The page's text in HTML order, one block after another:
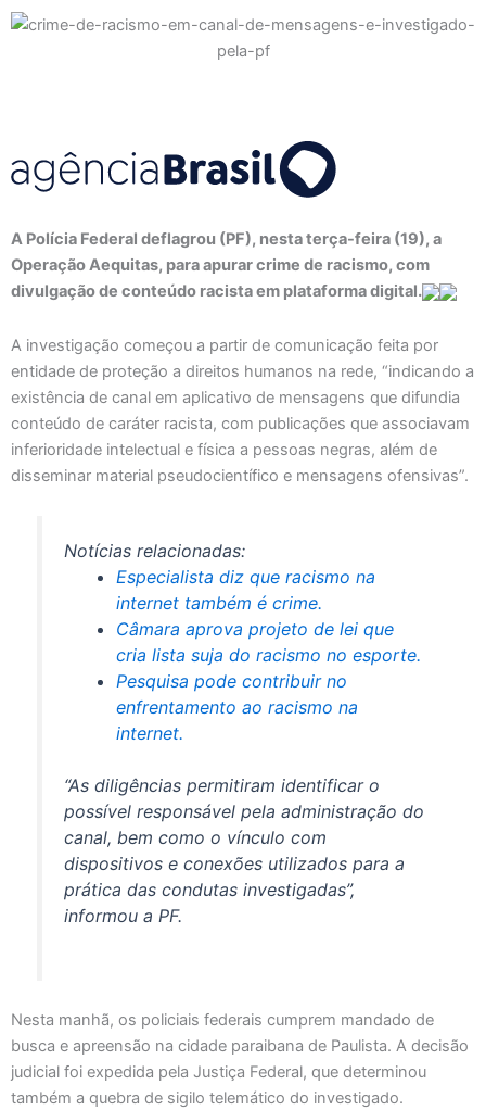
A Polícia Federal deflagrou (PF), nesta terça-feira (19), a
Operação Aequitas, para apurar crime de racismo, com
divulgação de conteúdo racista em plataforma digital.
A investigação começou a partir de comunicação feita por
entidade de proteção a direitos humanos na rede, “indicando a
existência de canal em aplicativo de mensagens que difundia
conteúdo de caráter racista, com publicações que associavam
inferioridade intelectual e física a pessoas negras, além de
disseminar material pseudocientífico e mensagens ofensivas”.
Notícias relacionadas:
Especialista diz que racismo na
internet também é crime.
Câmara aprova projeto de lei que
cria lista suja do racismo no esporte.
Pesquisa pode contribuir no
enfrentamento ao racismo na
internet.
“As diligências permitiram identificar o
possível responsável pela administração do
canal, bem como o vínculo com
dispositivos e conexões utilizados para a
prática das condutas investigadas”,
informou a PF.
Nesta manhã, os policiais federais cumprem mandado de
busca e apreensão na cidade paraibana de Paulista. A decisão
judicial foi expedida pela Justiça Federal, que determinou
também a quebra de sigilo telemático do investigado.